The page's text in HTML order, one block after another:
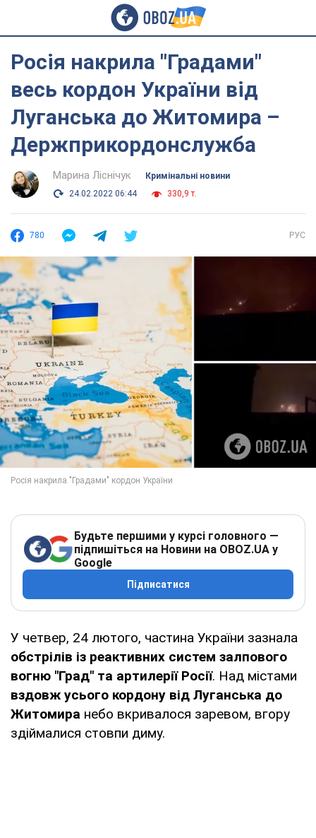
Росія накрила "Градами"
весь кордон України від
Луганська до Житомира –
Держприкордонслужба
Марина Ліснічук
Кримінальні новини
24.02.2022 06:44
330,9 т.
780 РУС
Будьте першими у курсі головного —
підпишіться на Новини на OBOZ.UA у
Google
Підписатися
У четвер, 24 лютого, частина України зазнала
обстрілів із реактивних систем залпового
вогню "Град" та артилерії Росії. Над містами
вздовж усього кордону від Луганська до
Житомира небо вкривалося заревом, вгору
здіймалися стовпи диму.